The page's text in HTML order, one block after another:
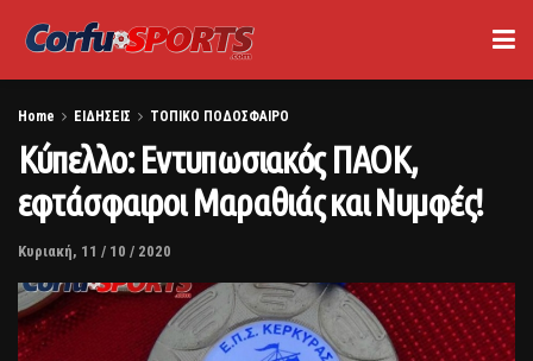
Home ΕΙΔΗΣΕΙΣ ΤΟΠΙΚΟ ΠΟΔΟΣΦΑΙΡΟ
Κύπελλο: Εντυπωσιακός ΠΑΟΚ,
εφτάσφαιροι Μαραθιάς και Νυμφές!
Κυριακή, 11 / 10 / 2020